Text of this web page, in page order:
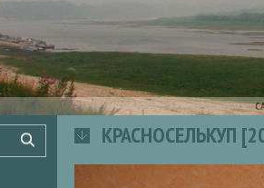
КРАСНОСЕЛЬКУП
Поиск